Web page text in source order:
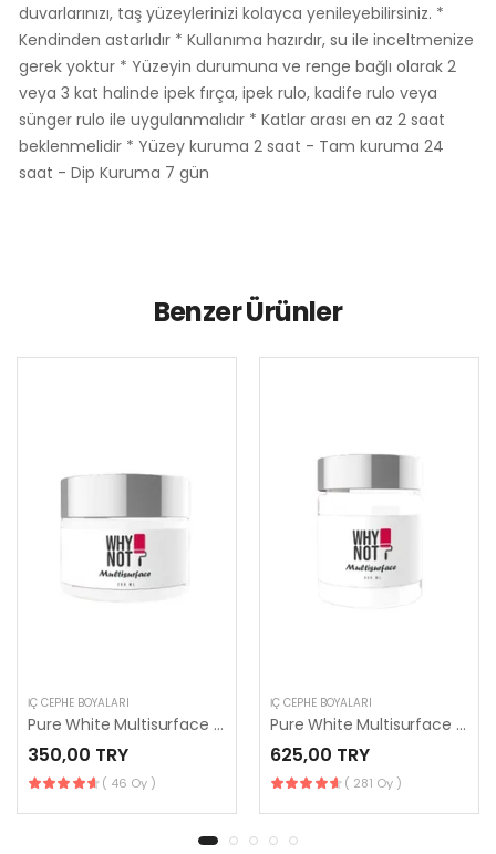
duvarlarınızı, taş yüzeylerinizi kolayca yenileyebilirsiniz. *
Kendinden astarlıdır * Kullanıma hazırdır, su ile inceltmenize
gerek yoktur * Yüzeyin durumuna ve renge bağlı olarak 2
veya 3 kat halinde ipek fırça, ipek rulo, kadife rulo veya
sünger rulo ile uygulanmalıdır * Katlar arası en az 2 saat
beklenmelidir * Yüzey kuruma 2 saat - Tam kuruma 24
saat - Dip Kuruma 7 gün
Benzer Ürünler
İÇ CEPHE BOYALARI
Pure White Multisurface 250 ml
350,00 TRY
( 46 Oy )
İÇ CEPHE BOYALARI
Pure White Multisurface 500 ml
625,00 TRY
( 281 Oy )